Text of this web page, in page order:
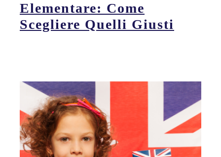
Elementare: Come
Scegliere Quelli Giusti